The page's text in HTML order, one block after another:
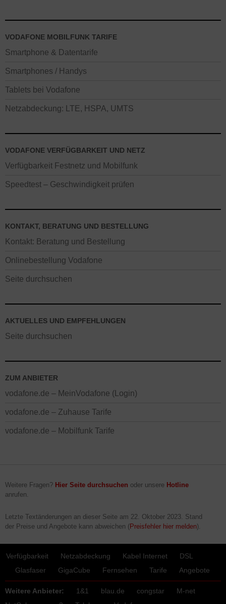
VODAFONE MOBILFUNK TARIFE
Smartphone & Datentarife
Smartphones / Handys
Tablets bei Vodafone
Netzabdeckung: LTE, HSPA, UMTS
VODAFONE VERFÜGBARKEIT UND NETZ
Verfügbarkeit Festnetz und Mobilfunk
Speedtest – Geschwindigkeit prüfen
KONTAKT, BERATUNG UND BESTELLUNG
Kontakt: Beratung und Bestellung
Onlinebestellung Vodafone
Seite durchsuchen
AKTUELLES UND EMPFEHLUNGEN
Seite durchsuchen
ZUM ANBIETER
vodafone.de – MeinVodafone (Login)
vodafone.de – Zuhause Tarife
vodafone.de – Mobilfunk Tarife
Weitere Fragen? Hier Seite durchsuchen oder unsere Hotline
anrufen.
Letzte Textänderungen an dieser Seite am 22. Oktober 2023 . Stand
der Preise und Angebote kann abweichen (Preisfehler hier melden).
Verfügbarkeit Netzabdeckung Kabel Internet
DSL
Glasfaser
GigaCube Fernsehen Tarife Angebote
Weitere Anbieter: 1&1 blau.de congstar
M-net